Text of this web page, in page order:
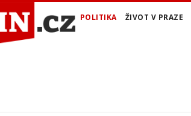
POLITIKA ŽIVOT V PRAZE